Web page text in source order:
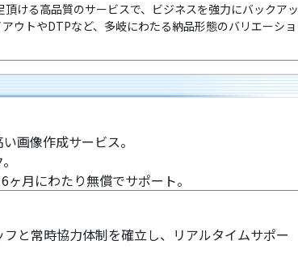
ける高品質のサービスで、ビジネスを強力にバックアッ
ウトやDTPなど、多岐にわたる納品形態のバリエーショ
画像作成サービス。
月にわたり無償でサポート。
と常時協力体制を確立し、リアルタイムサポー